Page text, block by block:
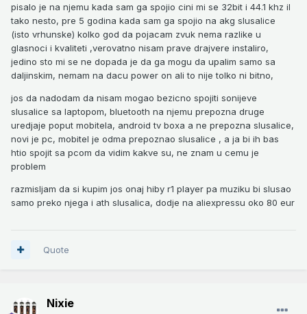
pisalo je na njemu kada sam ga spojio cini mi se 32bit i 44.1 khz il
tako nesto, pre 5 godina kada sam ga spojio na akg slusalice
(isto vrhunske) kolko god da pojacam zvuk nema razlike u
glasnoci i kvaliteti ,verovatno nisam prave drajvere instaliro,
jedino sto mi se ne dopada je da ga mogu da upalim samo sa
daljinskim, nemam na dacu power on ali to nije tolko ni bitno,
jos da nadodam da nisam mogao bezicno spojiti sonijeve
slusalice sa laptopom, bluetooth na njemu prepozna druge
uredjaje poput mobitela, android tv boxa a ne prepozna slusalice,
novi je pc, mobitel je odma prepoznao slusalice , a ja bi ih bas
htio spojit sa pcom da vidim kakve su, ne znam u cemu je
problem
razmisljam da si kupim jos onaj hiby r1 player pa muziku bi slusao
samo preko njega i ath slusalica, dodje na aliexpressu oko 80 eur
Quote
Nixie